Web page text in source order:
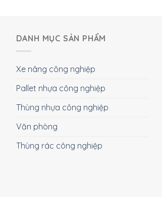
DANH MỤC SẢN PHẨM
Xe nâng công nghiệp
Pallet nhựa công nghiệp
Thùng nhựa công nghiệp
Văn phòng
Thùng rác công nghiệp